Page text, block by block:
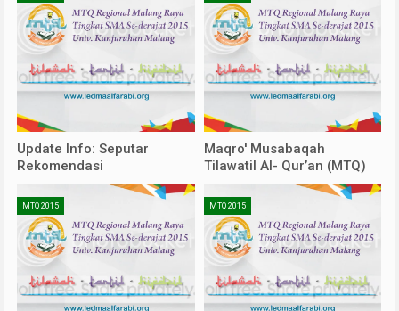
Update Info: Seputar
Rekomendasi
Maqro' Musabaqah
Tilawatil Al- Qur’an (MTQ)
MTQ 2015 MTQ 2015